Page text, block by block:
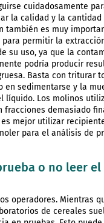
cuidadosamente
la calidad y la
es muy
permitir la
uso, ya que la
podría producir
Basta con triturar
sedimentarse y la
líquido. Los molinos
demasiado
mejor utilizar
para el análisis de
o no leer
operadores. Mientras
de cereales